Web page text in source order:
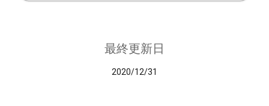
最終更新日
2020/12/31